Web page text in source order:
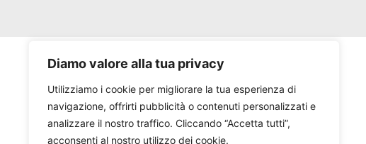
Diamo valore alla tua privacy
Utilizziamo i cookie per migliorare la tua esperienza di
navigazione, offrirti pubblicità o contenuti personalizzati e
analizzare il nostro traffico. Cliccando “Accetta tutti”,
acconsenti al nostro utilizzo dei cookie.